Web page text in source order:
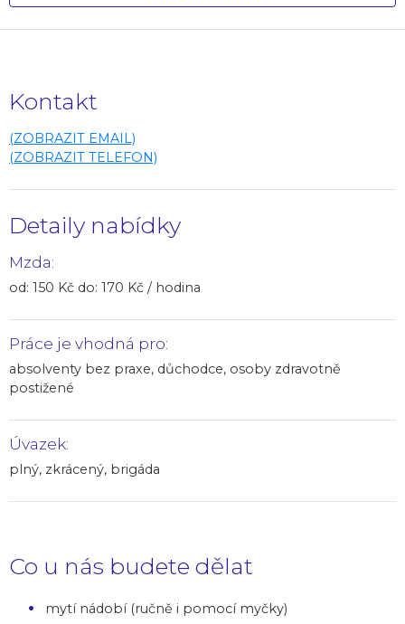
Kontakt
(ZOBRAZIT EMAIL)
(ZOBRAZIT TELEFON)
Detaily nabídky
Mzda:
od: 150 Kč do: 170 Kč / hodina
Práce je vhodná pro:
absolventy bez praxe, důchodce, osoby zdravotně
postižené
Úvazek:
plný, zkrácený, brigáda
Co u nás budete dělat
mytí nádobí (ručně i pomocí myčky)